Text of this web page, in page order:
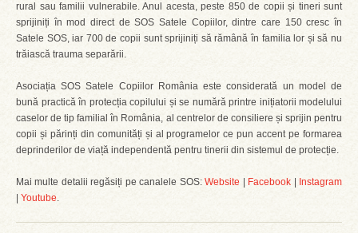
rural sau familii vulnerabile. Anul acesta, peste 850 de copii și tineri sunt
sprijiniți în mod direct de SOS Satele Copiilor, dintre care 150 cresc în
Satele SOS, iar 700 de copii sunt sprijiniți să rămână în familia lor și să nu
trăiască trauma separării.
Asociația SOS Satele Copiilor România este considerată un model de
bună practică în protecția copilului și se numără printre inițiatorii modelului
caselor de tip familial în România, al centrelor de consiliere și sprijin pentru
copii și părinți din comunități și al programelor ce pun accent pe formarea
deprinderilor de viață independentă pentru tinerii din sistemul de protecție.
Mai multe detalii regăsiți pe canalele SOS:Website Facebook
Instagram
Youtube.